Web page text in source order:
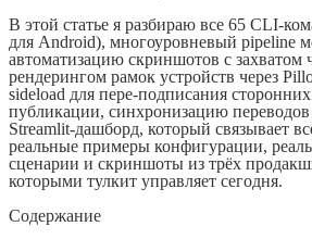
В этой статье я разбираю все 65 CLI-
для Android), многоуровневый pipeline
автоматизацию скриншотов с захватом
рендерингом рамок устройств через
sideload для пере-подписания
публикации, синхронизацию
Streamlit-дашборд, который связывает
реальные примеры конфигурации,
сценарии и скриншоты из трёх
которыми тулкит управляет сегодня.
Содержание